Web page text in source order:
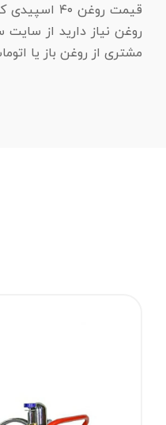
روغن نیاز دارید از
مشتری از روغن باز یا